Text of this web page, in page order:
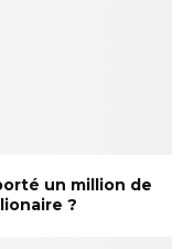
un million de
?